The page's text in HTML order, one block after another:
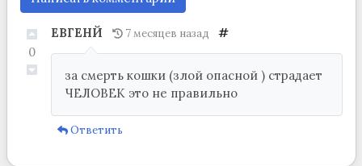
0
ЕВГЕНЙ 7 месяцев назад #
за смерть кошки (злой опасной ) страдает
ЧЕЛОВЕК это не правильно
Ответить